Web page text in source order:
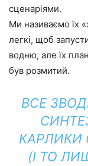
сценаріями.
Ми називаємо їх
легкі, щоб
водню, але їх
був розмитий.
ВСЕ
КАРЛИКИ
(І ТО